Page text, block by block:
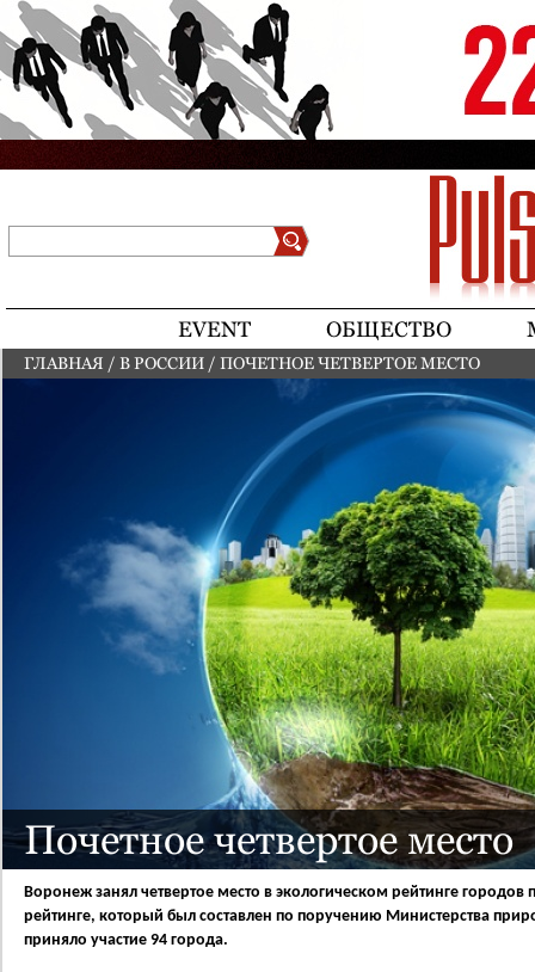
Jump to navigation
EVENT ОБЩЕСТВО
ГЛАВНАЯ / В РОССИИ / ПОЧЕТНОЕ ЧЕТВЕРТОЕ МЕСТО
Почетное четвертое место
Воронеж занял четвертое место в экологическом рейтинге городов
рейтинге, который был составлен по поручению Министерства
приняло участие 94 города.